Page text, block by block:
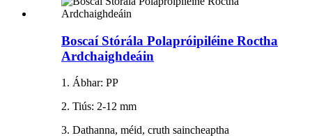
Boscaí Stórála Polapróipiléine Roctha
Ardchaighdeáin
1. Ábhar: PP
2. Tiús: 2-12 mm
3. Dathanna, méid, cruth saincheaptha